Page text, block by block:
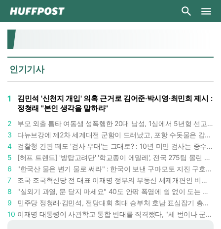
인기기사
1
김민석 '신천지 개입' 의혹 근거로 김어준·박시영·최민희 제시 :
정청래 "본인 생각을 말하라"
2
부모 외출 틈타 여동생 성폭행한 20대 남성, 1심에서 5년형 선고 : 친족 간 '암수범죄'의 심각성
3
다뉴브강에 제2차 세계대전 군함이 드러났고, 포항 수돗물은 갑자기 짜졌다 : 폭염·가뭄이 만든 낯선 풍경
4
검찰청 간판 떼도 '검사 우대'는 그대로? : 10년 미만 검사는 중수청 4급 수사관으로 직행한다
5
[허프 트렌드] '방탑고려단' '학교종이 에밀레', 전국 275팀 몰린 2026년 국립중앙박물관 분장대회 : 숨은 실력자들 나온다
6
"한국산 물은 변기 물로 써라" : 한국이 보낸 구마모토 지진 구호품에 한 일본인이 보인 반응
7
조국 조국혁신당 전 대표 이재명 정부의 부동산 세제개편안 비판했다 : '공공주택 대전환' 촉구
8
"실외기 과열, 문 닫지 마세요" 40도 안팎 폭염에 쉼 없이 도는 에어컨 : 화재 위험 경고등!
9
민주당 정청래·김민석, 전당대회 최대 승부처 호남 표심잡기 총력 : 격차 10%p 안이냐, 밖이냐
10
이재명 대통령이 사관학교 통합 반대를 직격했다, "세 번이나 군사 쿠데타 했는데 압도적 지위"